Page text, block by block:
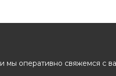
и мы оперативно свяжемся с